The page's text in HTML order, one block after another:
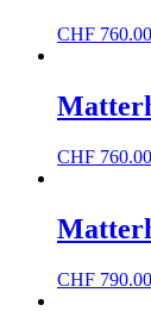
CHF 760.00
CHF 760.00
CHF 790.00